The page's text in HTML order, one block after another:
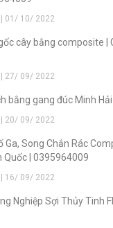
| 01/ 10/ 2022
cây bằng composite |
| 27/ 09/ 2022
bằng gang đúc Minh
| 20/ 09/ 2022
Ga, Song Chắn Rác
Quốc | 0395964009
| 16/ 09/ 2022
Nghiệp Sợi Thủy Tinh